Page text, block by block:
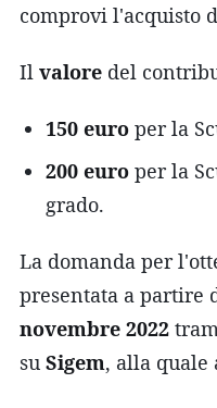
comprovi l'acquisto
Il valore del
150 euro per la
200 euro per la
grado.
La domanda per
presentata a partire
novembre 2022
su Sigem, alla quale